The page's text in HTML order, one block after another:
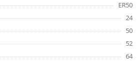
ER50
24
50
52
64